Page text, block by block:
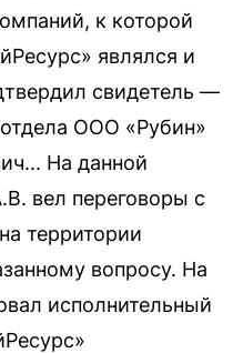
к которой
являлся и
свидетель —
ООО «Рубин»
На данной
вел переговоры с
территории
вопросу. На
исполнительный